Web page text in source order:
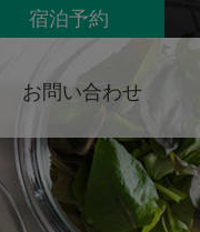
宿泊予約
お問い合わせ